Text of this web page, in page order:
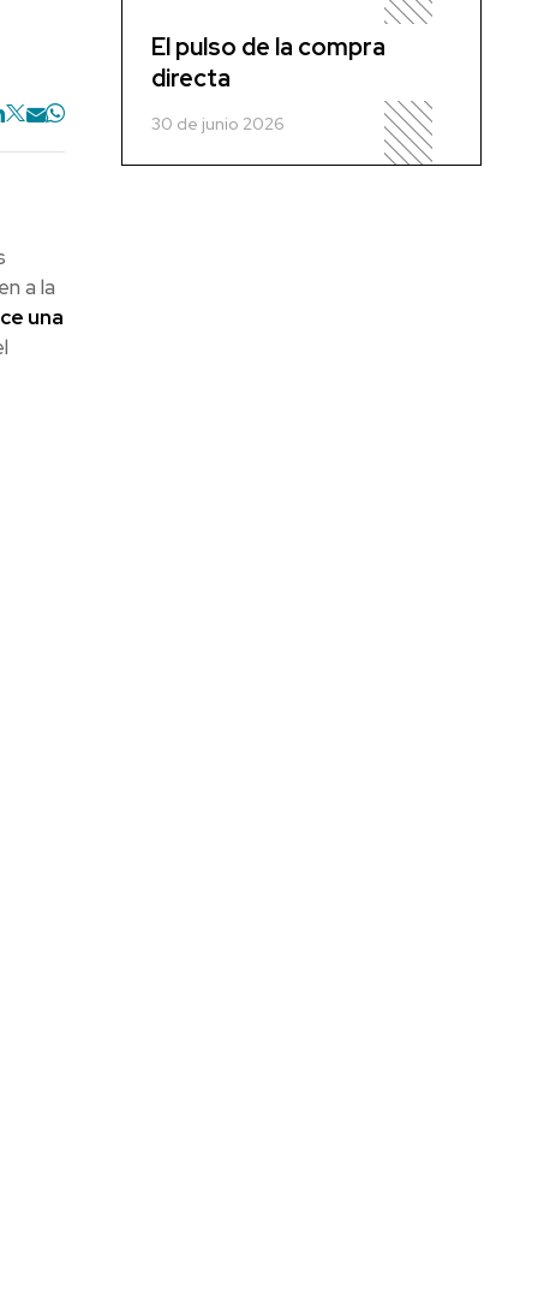
a la
una
El pulso de la compra
directa
30 de junio 2026